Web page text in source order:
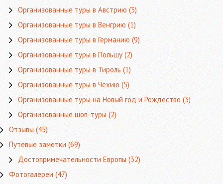
Организованные туры в Австрию(3)
Организованные туры в Венгрию(1)
Организованные туры в Германию(9)
Организованные туры в Польшу(2)
Организованные туры в Тироль(1)
Организованные туры в Чехию(5)
Организованные туры на Новый год и Рождество(3)
Организованные шоп-туры(2)
Отзывы(45)
Путевые заметки(69)
Достопримечательности Европы(32)
Фотогалереи(47)